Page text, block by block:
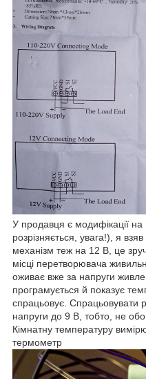
У продавця є модифікації на
розрізняється, увага!), я
механізм теж на 12 В, це
місці перетворювача
оживає вже за напруги
програмується й показує
спрацьовує. Спрацьовувати
напруги до 9 В, тобто, не
Кімнатну температуру
термометр